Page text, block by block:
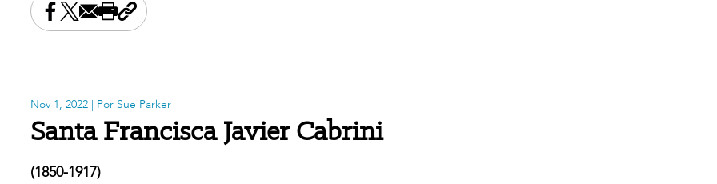
Share this on Facebook
Share this on X
Share this by email
Print this page
Copy the page address
Nov 1, 2022 | Por Sue Parker
Santa Francisca Javier Cabrini
(1850-1917)